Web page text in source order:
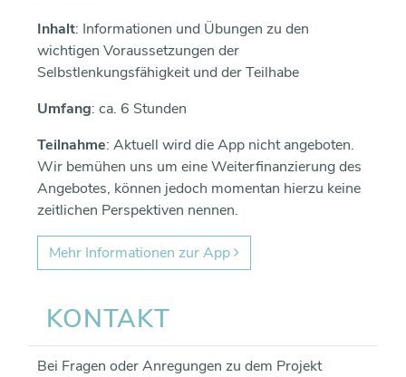
Inhalt: Informationen und Übungen zu den
wichtigen Voraussetzungen der
Selbstlenkungsfähigkeit und der Teilhabe
Umfang: ca. 6 Stunden
Teilnahme: Aktuell wird die App nicht angeboten.
Wir bemühen uns um eine Weiterfinanzierung des
Angebotes, können jedoch momentan hierzu keine
zeitlichen Perspektiven nennen.
Mehr Informationen zur App
KONTAKT
Bei Fragen oder Anregungen zu dem Projekt